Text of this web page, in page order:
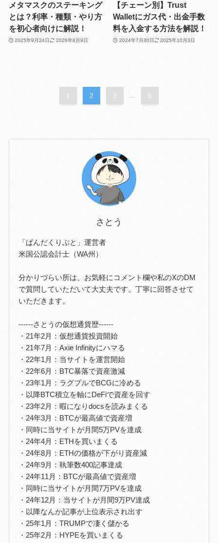
メタマスクのステーキング
とは？利率・種類・やり方
を初心者向けに解説！
2025年9月24日 2026年8月9日
【チェーン別】Trust
Walletにガス代・出金手数
料を入金する方法を解説！
2024年7月30日 2025年10月3日
1 2 3 5
さとう
「ぱんだくりぷと」運営者
米国公認会計士（WA州）
分かりづらい所は、お気軽にコメント欄や私のXのDM
で質問していただいて大丈夫です。丁寧に回答させて
いただきます。
------さとうの仮想通貨歴------
・21年2月：仮想通貨投資開始
・21年7月：Axie Infinityにハマる
・22年1月：当サイトを運営開始
・22年6月：BTC暴落で資産激減
・23年1月：ラグプルでBCGに冷める
・以降BTC積立を軸にDeFiで資産を回す
・23年2月：暇になりdocsを読みまくる
・24年3月：BTCが最高値で資産増
・同時に当サイトが月間5万PVを達成
・24年4月：ETHを買いまくる
・24年8月：ETHの価格が下がり資産減
・24年9月：執筆数400記事達成
・24年11月：BTCが最高値で資産増
・同時に当サイトが月間7万PVを達成
・24年12月：当サイトが月間9万PV達成
・以降なんか記事が上位表示され出す
・25年1月：TRUMPで凄く儲かる
・25年2月：HYPEを買いまくる